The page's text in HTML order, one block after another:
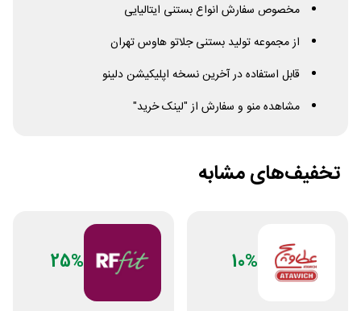
مخصوص سفارش انواع بستنی ایتالیایی
از مجموعه تولید بستنی جلاتو هاوس تهران
قابل استفاده در آخرین نسخه اپلیکیشن دلینو
مشاهده منو و سفارش از "لینک خرید"
تخفیف‌های مشابه
10%
25%